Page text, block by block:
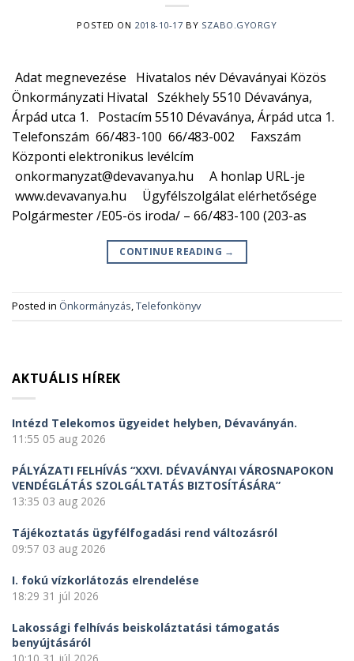
POSTED ON 2018-10-17 BY SZABO.GYORGY
Adat megnevezése Hivatalos név Dévaványai Közös
Önkormányzati Hivatal Székhely 5510 Dévaványa,
Árpád utca 1. Postacím 5510 Dévaványa, Árpád utca 1.
Telefonszám 66/483-100 66/483-002 Faxszám
Központi elektronikus levélcím
onkormanyzat@devavanya.hu A honlap URL-je
www.devavanya.hu Ügyfélszolgálat elérhetősége
Polgármester /E05-ös iroda/ – 66/483-100 (203-as
CONTINUE READING →
Posted in Önkormányzás,Telefonkönyv
AKTUÁLIS HÍREK
Intézd Telekomos ügyeidet helyben, Dévaványán.
11:55 05 aug 2026
PÁLYÁZATI FELHÍVÁS “XXVI. DÉVAVÁNYAI VÁROSNAPOKON
VENDÉGLÁTÁS SZOLGÁLTATÁS BIZTOSÍTÁSÁRA”
13:35 03 aug 2026
Tájékoztatás ügyfélfogadási rend változásról
09:57 03 aug 2026
I. fokú vízkorlátozás elrendelése
18:29 31 júl 2026
Lakossági felhívás beiskoláztatási támogatás
benyújtásáról
10:10 31 júl 2026